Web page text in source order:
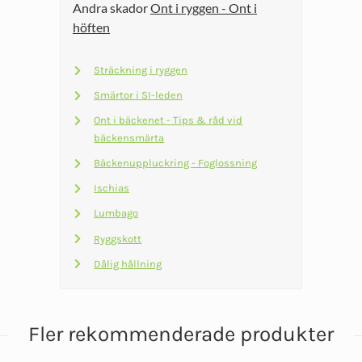
produkten
har
varianter.
De
olika
alternativen
kan
väljas
Andra skadorOnt i ryggen - Ont i
höften
Sträckning i ryggen
Smärtor i SI-leden
Ont i bäckenet - Tips & råd vid
bäckensmärta
Bäckenuppluckring - Foglossning
Ischias
Lumbago
Ryggskott
Dålig hållning
Fler rekommenderade produkter